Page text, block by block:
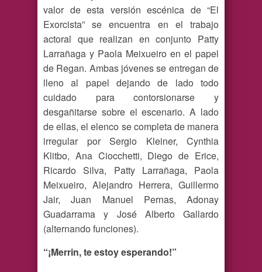
valor de esta versión escénica de “El
Exorcista” se encuentra en el trabajo
actoral que realizan en conjunto Patty
Larrañaga y Paola Meixueiro en el papel
de Regan. Ambas jóvenes se entregan de
lleno al papel dejando de lado todo
cuidado para contorsionarse y
desgañitarse sobre el escenario. A lado
de ellas, el elenco se completa de manera
irregular por Sergio Kleiner, Cynthia
Klitbo, Ana Ciocchetti, Diego de Erice,
Ricardo Silva, Patty Larrañaga, Paola
Meixueiro, Alejandro Herrera, Guillermo
Jair, Juan Manuel Pernas, Adonay
Guadarrama y José Alberto Gallardo
(alternando funciones).
“¡Merrin, te estoy esperando!”